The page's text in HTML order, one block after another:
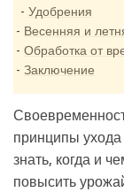
Удобрения
Весенняя и
Обработка от
Заключение
принципы
знать, когда и
повысить